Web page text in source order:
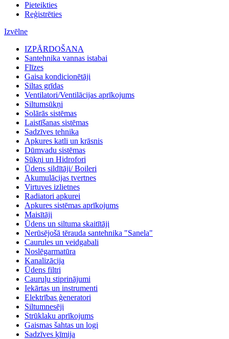
Pieteikties
Reģistrēties
Izvēlne
IZPĀRDOŠANA
Santehnika vannas istabai
Flīzes
Gaisa kondicionētāji
Siltas grīdas
Ventilatori/Ventilācijas aprīkojums
Siltumsūkņi
Solārās sistēmas
Laistīšanas sistēmas
Sadzīves tehnika
Apkures katli un krāsnis
Dūmvadu sistēmas
Sūkņi un Hidrofori
Ūdens sildītāji/ Boileri
Akumulācijas tvertnes
Virtuves izlietnes
Radiatori apkurei
Apkures sistēmas aprīkojums
Maisītāji
Ūdens un siltuma skaitītāji
Nerūsējošā tērauda santehnika "Sanela"
Caurules un veidgabali
Noslēgarmatūra
Kanalizācija
Ūdens filtri
Cauruļu stiprinājumi
Iekārtas un instrumenti
Elektrības ģeneratori
Siltumnesēji
Strūklaku aprīkojums
Gaismas šahtas un logi
Sadzīves ķīmija